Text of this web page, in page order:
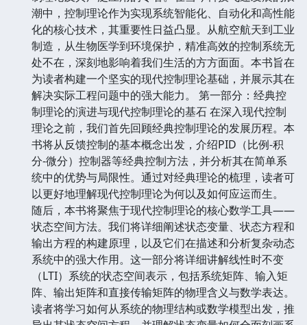
潮中，控制理论作为实现系统智能化、自动化和高性能
化的核心技术，其重要性日益凸显。从航空航天到工业
制造，从生物医学到环境保护，精准高效的控制系统无
处不在，深刻地影响着我们生活的方方面面。本书旨在
为读者构建一个坚实的现代控制理论基础，并展示其在
解决实际工程问题中的强大能力。 第一部分：经典控
制理论的演进与现代控制理论的基石 在深入现代控制
理论之前，我们首先回顾经典控制理论的发展历程。本
书将从反馈控制的基本概念出发，介绍PID（比例-积
分-微分）控制器等经典控制方法，并分析其在简单系
统中的优势与局限性。通过对经典理论的梳理，读者可
以更好地理解现代控制理论为何以及如何应运而生。
随后，本书将聚焦于现代控制理论的核心数学工具——
状态空间方法。我们将详细阐述状态变量、状态方程和
输出方程的构建原理，以及它们在描述和分析复杂动态
系统中的强大作用。这一部分将详细讲解线性时不变
（LTI）系统的状态空间表示，包括系统矩阵、输入矩
阵、输出矩阵和直接传输矩阵的物理含义与数学表达。
读者将学习如何从系统的物理结构或数学模型出发，推